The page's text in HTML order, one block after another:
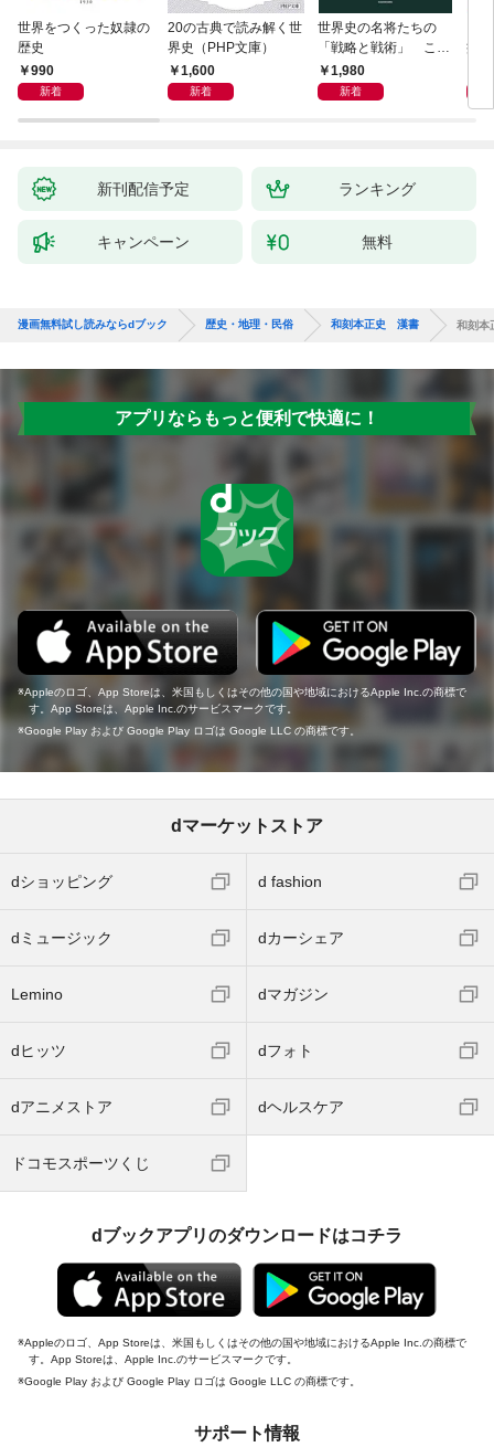
世界をつくった奴隷の
歴史
990
新着
20の古典で読み解く世
界史（PHP文庫）
1,600
新着
世界史の名将たちの
「戦略と戦術」 この
社会で賢く生きる方法
は歴史が教えてくれる
1,980
新着
痛
新刊配信予定 ランキング
キャンペーン 無料
漫画無料試し読みならdブック 歴史・地理・民俗 和刻本正史 漢書 和刻
アプリならもっと便利で快適に！
Appleのロゴ、App Storeは、米国もしくはその他の国や地域におけるApple Inc.の商標で
す。App Storeは、Apple Inc.のサービスマークです。
Google Play および Google Play ロゴは Google LLC の商標です。
dマーケットストア
dショッピング d fashion
dミュージック dカーシェア
Lemino dマガジン
dヒッツ dフォト
dアニメストア dヘルスケア
ドコモスポーツくじ
dブックアプリのダウンロードはコチラ
Appleのロゴ、App Storeは、米国もしくはその他の国や地域におけるApple Inc.の商標で
す。App Storeは、Apple Inc.のサービスマークです。
Google Play および Google Play ロゴは Google LLC の商標です。
サポート情報